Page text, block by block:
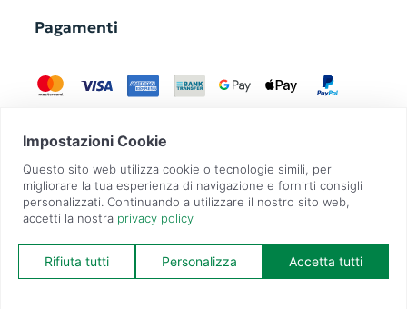
Pagamenti
GadgetZilla è un Brand di Overbi S.r.l.| realizzato con Contit
| © 2026 Tutti
i diritti riservati | P.IVA: 09351560967